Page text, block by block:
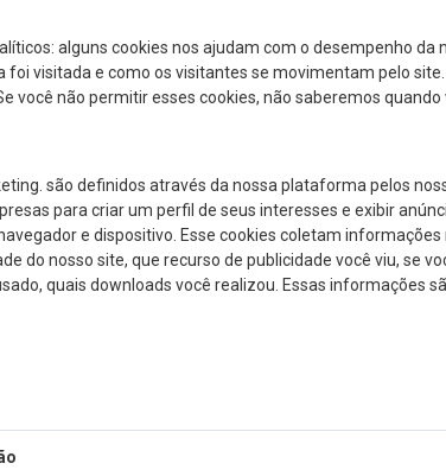
alguns cookies nos ajudam com o desempenho
visitada e como os visitantes se movimentam pelo
você não permitir esses cookies, não saberemos quando
são definidos através da nossa plataforma pelos
para criar um perfil de seus interesses e exibir
e dispositivo. Esse cookies coletam
do nosso site, que recurso de publicidade você viu, se
quais downloads você realizou. Essas informações